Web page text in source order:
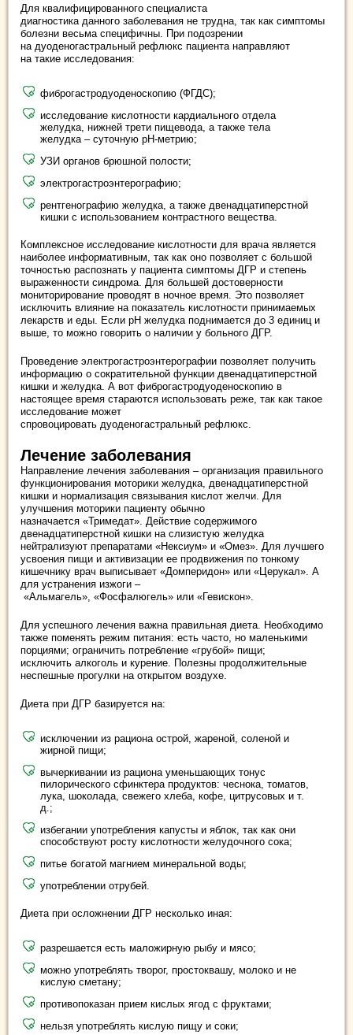
Для квалифицированного специалиста
диагностика данного заболевания не трудна, так как симптомы
болезни весьма специфичны. При подозрении
на дуоденогастральный рефлюкс пациента направляют
на такие исследования:
фиброгастродуоденоскопию (ФГДС);
исследование кислотности кардиального отдела
желудка, нижней трети пищевода, а также тела
желудка – суточную рН-метрию;
УЗИ органов брюшной полости;
электрогастроэнтерографию;
рентгенографию желудка, а также двенадцатиперстной
кишки с использованием контрастного вещества.
Комплексное исследование кислотности для врача является
наиболее информативным, так как оно позволяет с большой
точностью распознать у пациента симптомы ДГР и степень
выраженности синдрома. Для большей достоверности
мониторирование проводят в ночное время. Это позволяет
исключить влияние на показатель кислотности принимаемых
лекарств и еды. Если рН желудка поднимается до 3 единиц и
выше, то можно говорить о наличии у больного ДГР.
Проведение электрогастроэнтерографии позволяет получить
информацию о сократительной функции двенадцатиперстной
кишки и желудка. А вот фиброгастродуоденоскопию в
настоящее время стараются использовать реже, так как такое
исследование может
спровоцировать дуоденогастральный рефлюкс.
Лечение заболевания
Направление лечения заболевания – организация правильного
функционирования моторики желудка, двенадцатиперстной
кишки и нормализация связывания кислот желчи. Для
улучшения моторики пациенту обычно
назначается «Тримедат». Действие содержимого
двенадцатиперстной кишки на слизистую желудка
нейтрализуют препаратами «Нексиум» и «Омез». Для лучшего
усвоения пищи и активизации ее продвижения по тонкому
кишечнику врач выписывает «Домперидон» или «Церукал». А
для устранения изжоги –
«Альмагель», «Фосфалюгель» или «Гевискон».
Для успешного лечения важна правильная диета. Необходимо
также поменять режим питания: есть часто, но маленькими
порциями; ограничить потребление «грубой» пищи;
исключить алкоголь и курение. Полезны продолжительные
неспешные прогулки на открытом воздухе.
Диета при ДГР базируется на:
исключении из рациона острой, жареной, соленой и
жирной пищи;
вычеркивании из рациона уменьшающих тонус
пилорического сфинктера продуктов: чеснока, томатов,
лука, шоколада, свежего хлеба, кофе, цитрусовых и т.
д.;
избегании употребления капусты и яблок, так как они
способствуют росту кислотности желудочного сока;
питье богатой магнием минеральной воды;
употреблении отрубей.
Диета при осложнении ДГР несколько иная:
разрешается есть маложирную рыбу и мясо;
можно употреблять творог, простоквашу, молоко и не
кислую сметану;
противопоказан прием кислых ягод с фруктами;
нельзя употреблять кислую пищу и соки;